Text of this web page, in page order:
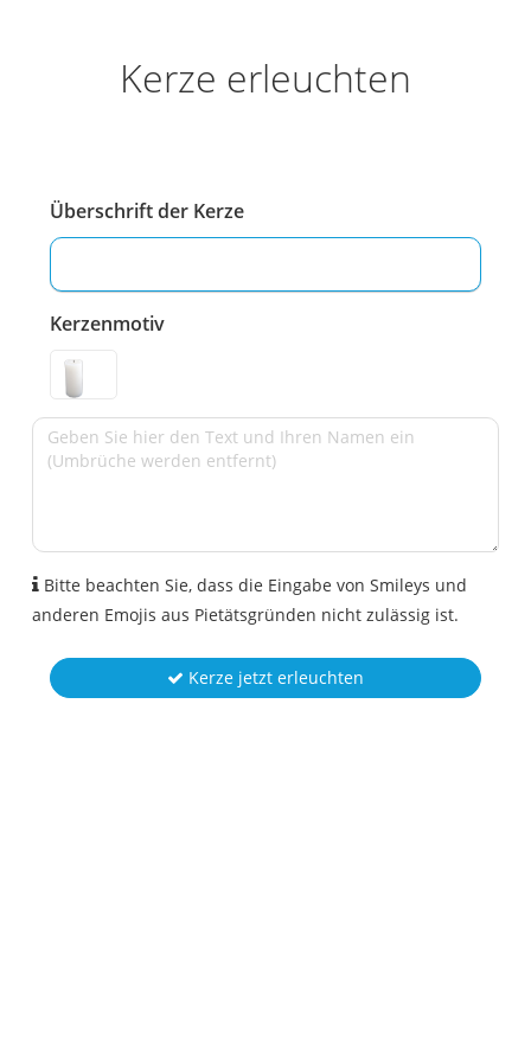
Kerze erleuchten
Überschrift der Kerze
Kerzenmotiv
Bitte beachten Sie, dass die Eingabe von Smileys und
anderen Emojis aus Pietätsgründen nicht zulässig ist.
Kerze jetzt erleuchten